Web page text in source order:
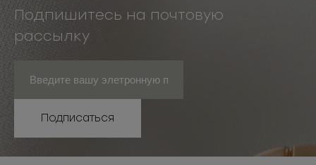
Подпишитесь на почтовую
рассылку
Подписаться